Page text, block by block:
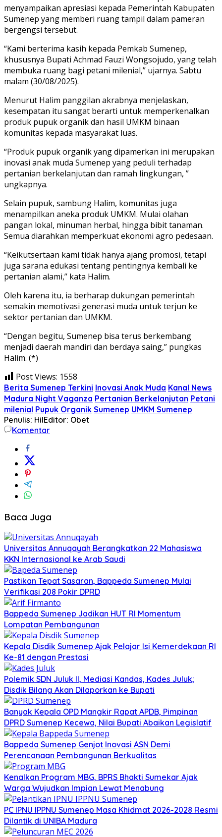
menyampaikan apresiasi kepada Pemerintah Kabupaten
Sumenep yang memberi ruang tampil dalam pameran
bergengsi tersebut.
“Kami berterima kasih kepada Pemkab Sumenep,
khususnya Bupati Achmad Fauzi Wongsojudo, yang telah
membuka ruang bagi petani milenial,” ujarnya. Sabtu
malam (30/08/2025).
Menurut Halim panggilan akrabnya menjelaskan,
kesempatan itu sangat berarti untuk memperkenalkan
produk pupuk organik dan hasil UMKM binaan
komunitas kepada masyarakat luas.
“Produk pupuk organik yang dipamerkan ini merupakan
inovasi anak muda Sumenep yang peduli terhadap
pertanian berkelanjutan dan ramah lingkungan, ”
ungkapnya.
Selain pupuk, sambung Halim, komunitas juga
menampilkan aneka produk UMKM. Mulai olahan
pangan lokal, minuman herbal, hingga bibit tanaman.
Semua diarahkan memperkuat ekonomi agro pedesaan.
“Keikutsertaan kami tidak hanya ajang promosi, tetapi
juga sarana edukasi tentang pentingnya kembali ke
pertanian alami,” kata Halim.
Oleh karena itu, ia berharap dukungan pemerintah
semakin memotivasi generasi muda untuk terjun ke
sektor pertanian dan UMKM.
“Dengan begitu, Sumenep bisa terus berkembang
menjadi daerah mandiri dan berdaya saing,” pungkas
Halim. (*)
Post Views: 1558
Berita Sumenep Terkini Inovasi Anak Muda Kanal News
Madura Night Vaganza Pertanian Berkelanjutan Petani
milenial Pupuk Organik Sumenep UMKM Sumenep
Penulis: HilEditor: Obet
Komentar
Baca Juga
Universitas Annuqayah Berangkatkan 22 Mahasiswa
KKN Internasional ke Arab Saudi
Pastikan Tepat Sasaran, Bappeda Sumenep Mulai
Verifikasi 208 Pokir DPRD
Bappeda Sumenep Jadikan HUT RI Momentum
Lompatan Pembangunan
Kepala Disdik Sumenep Ajak Pelajar Isi Kemerdekaan RI
Ke-81 dengan Prestasi
Polemik SDN Juluk II, Mediasi Kandas, Kades Juluk;
Disdik Bilang Akan Dilaporkan ke Bupati
Banyak Kepala OPD Mangkir Rapat APDB, Pimpinan
DPRD Sumenep Kecewa, Nilai Bupati Abaikan Legislatif
Bappeda Sumenep Genjot Inovasi ASN Demi
Perencanaan Pembangunan Berkualitas
Kenalkan Program MBG, BPRS Bhakti Sumekar Ajak
Warga Wujudkan Impian Lewat Menabung
PC IPNU IPPNU Sumenep Masa Khidmat 2026-2028 Resmi
Dilantik di UNIBA Madura